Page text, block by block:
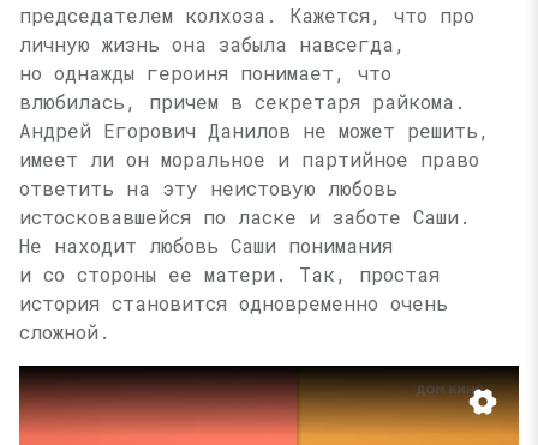
председателем колхоза. Кажется, что про
личную жизнь она забыла навсегда,
но однажды героиня понимает, что
влюбилась, причем в секретаря райкома.
Андрей Егорович Данилов не может решить,
имеет ли он моральное и партийное право
ответить на эту неистовую любовь
истосковавшейся по ласке и заботе Саши.
Не находит любовь Саши понимания
и со стороны ее матери. Так, простая
история становится одновременно очень
сложной.